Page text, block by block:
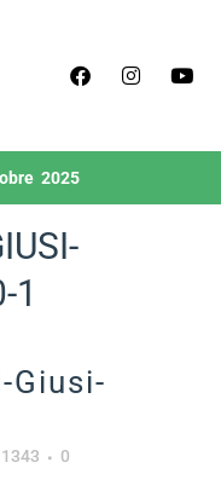
2025
1
Giusi-
0